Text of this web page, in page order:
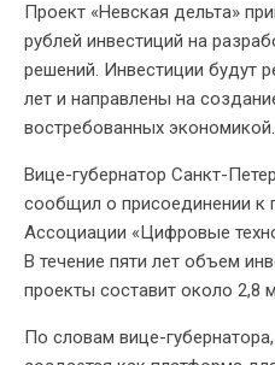
Проект «Невская дельта»
рублей инвестиций на
решений. Инвестиции будут
лет и направлены на
востребованных экономикой.
Вице-губернатор Санкт-
сообщил о присоединении к
Ассоциации «Цифровые
В течение пяти лет объем
проекты составит около 2,8
По словам вице-